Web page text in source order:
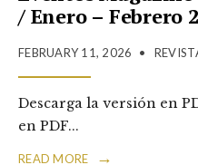
/ Enero – Febrero
FEBRUARY 11, 2026 •
Descarga la versión en
en PDF...
READ MORE →